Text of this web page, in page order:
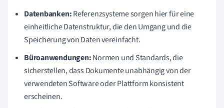
Datenbanken:Referenzsysteme sorgen hier für eine
einheitliche Datenstruktur, die den Umgang und die
Speicherung von Daten vereinfacht.
Büroanwendungen:Normen und Standards, die
sicherstellen, dass Dokumente unabhängig von der
verwendeten Software oder Plattform konsistent
erscheinen.